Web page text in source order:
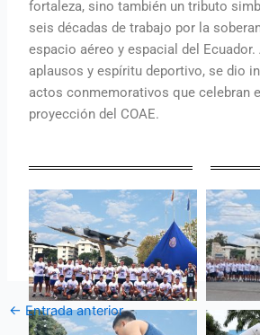
fortaleza, sino también un tributo
seis décadas de trabajo por la
espacio aéreo y espacial del Ecuador.
aplausos y espíritu deportivo, se dio
actos conmemorativos que celebran
proyección del COAE.
← Entrada anterior